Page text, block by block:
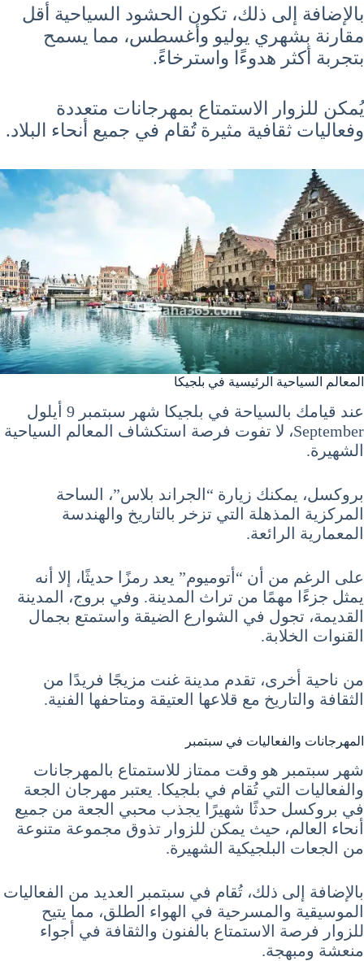
بالإضافة إلى ذلك، تكون الحشود السياحية أقل
مقارنة بشهري يوليو وأغسطس، مما يسمح
بتجربة أكثر هدوءًا واسترخاءً.
يُمكن للزوار الاستمتاع بمهرجانات متعددة
وفعاليات ثقافية مثيرة تُقام في جميع أنحاء البلاد.
المعالم السياحية الرئيسية في بلجيكا
عند قيامك بالسياحة في بلجيكا شهر سبتمبر 9 أيلول
September، لا تفوت فرصة استكشاف المعالم السياحية
الشهيرة.
بروكسل، يمكنك زيارة “الجراند بلاس”، الساحة
المركزية المذهلة التي تزخر بالتاريخ والهندسة
المعمارية الرائعة.
على الرغم من أن “أتوميوم” يعد رمزًا حديثًا، إلا أنه
يمثل جزءًا مهمًا من تراث المدينة. وفي بروج، المدينة
القديمة، تجول في الشوارع الضيقة واستمتع بجمال
القنوات الخلابة.
من ناحية أخرى، تقدم مدينة غنت مزيجًا فريدًا من
الثقافة والتاريخ مع قلاعها العتيقة ومتاحفها الفنية.
المهرجانات والفعاليات في سبتمبر
شهر سبتمبر هو وقت ممتاز للاستمتاع بالمهرجانات
والفعاليات التي تُقام في بلجيكا. يعتبر مهرجان الجعة
في بروكسل حدثًا شهيرًا يجذب محبي الجعة من جميع
أنحاء العالم، حيث يمكن للزوار تذوق مجموعة متنوعة
من الجعات البلجيكية الشهيرة.
بالإضافة إلى ذلك، تُقام في سبتمبر العديد من الفعاليات
الموسيقية والمسرحية في الهواء الطلق، مما يتيح
للزوار فرصة الاستمتاع بالفنون والثقافة في أجواء
منعشة ومبهجة.